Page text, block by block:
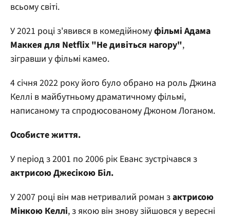
всьому світі.
У 2021 році з'явився в комедійномуфільмі Адама
Маккея для Netflix "Не дивіться нагору",
зігравши у фільмі камео.
4 січня 2022 року його було обрано на роль Джина
Келлі в майбутньому драматичному фільмі,
написаному та спродюсованому Джоном Логаном.
Особисте життя.
У період з 2001 по 2006 рік Еванс зустрічався з
актрисою Джесікою Біл.
У 2007 році він мав нетривалий роман зактрисою
Мінкою Келлі, з якою він знову зійшовся у вересні